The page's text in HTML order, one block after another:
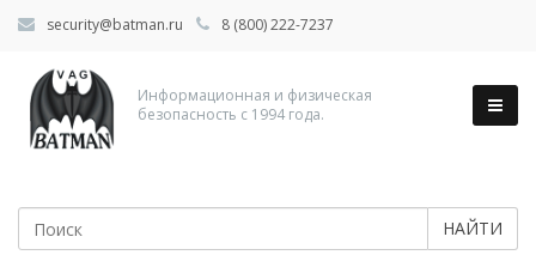
security@batman.ru 8 (800) 222-7237
Информационная и физическая
безопасность с 1994 года.
НАЙТИ